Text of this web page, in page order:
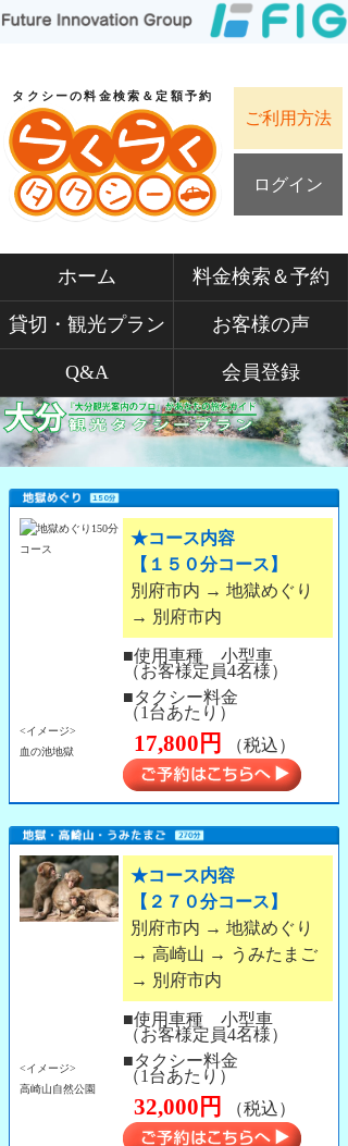
タクシーの料金検索＆定額予約
ご利用方法
ログイン
ホーム 料金検索＆予約
貸切・観光プラン お客様の声
Q&A 会員登録
<イメージ>
血の池地獄
★コース内容
【１５０分コース】
別府市内 → 地獄めぐり
→ 別府市内
■使用車種 小型車
（お客様定員4名様）
■タクシー料金
（1台あたり）
17,800円 （税込）
<イメージ>
高崎山自然公園
★コース内容
【２７０分コース】
別府市内 → 地獄めぐり
→ 高崎山 → うみたまご
→ 別府市内
■使用車種 小型車
（お客様定員4名様）
■タクシー料金
（1台あたり）
32,000円 （税込）